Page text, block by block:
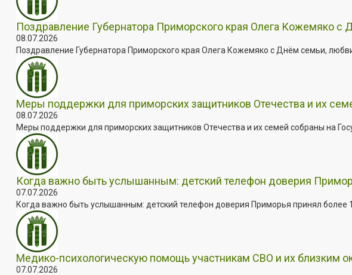
Поздравление Губернатора Приморского края Олега Кожемяко с
08.07.2026
Поздравление Губернатора Приморского края Олега Кожемяко с Днём семьи,
Меры поддержки для приморских защитников Отечества и их
08.07.2026
Меры поддержки для приморских защитников Отечества и их семей собраны на
Когда важно быть услышанным: детский телефон доверия
07.07.2026
Когда важно быть услышанным: детский телефон доверия Приморья принял более
Медико-психологическую помощь участникам СВО и их близким
07.07.2026